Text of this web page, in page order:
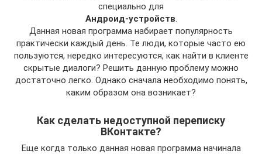
специально для
Андроид-устройств
Данная новая программа набирает популярность
практически каждый день. Те люди, которые часто ею
пользуются, нередко интересуются, как найти в клиенте
скрытые диалоги? Решить данную проблему можно
достаточно легко. Однако сначала необходимо понять,
каким образом она возникает?
Как сделать недоступной переписку
ВКонтакте?
Еще когда только данная новая программа начинала